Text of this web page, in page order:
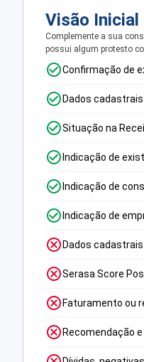
Visão Inicial
Complemente a sua
possui algum protesto
Confirmação de
Dados
Situação na
Indicação de
Indicação de
Indicação de
Dados
Serasa Score
Faturamento ou
Recomendação